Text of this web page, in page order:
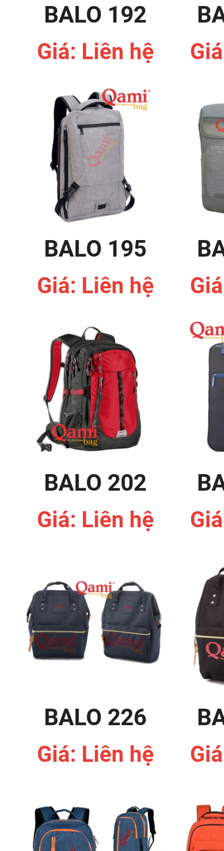
BALO 192
Giá: Liên hệ
BALO 195
Giá: Liên hệ
BALO 202
Giá: Liên hệ
BALO 226
Giá: Liên hệ